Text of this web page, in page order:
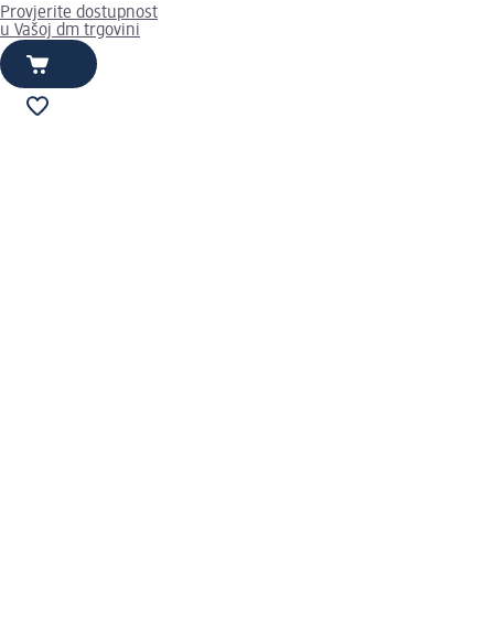
Provjerite dostupnost
u Vašoj dm trgovini